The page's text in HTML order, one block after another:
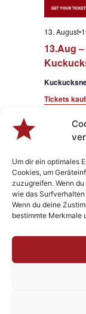
Um dir ein optimales
Cookies, um
zuzugreifen. Wenn
wie das
Wenn du deine
bestimmte Merkmale
13.Aug
13.
Tickets